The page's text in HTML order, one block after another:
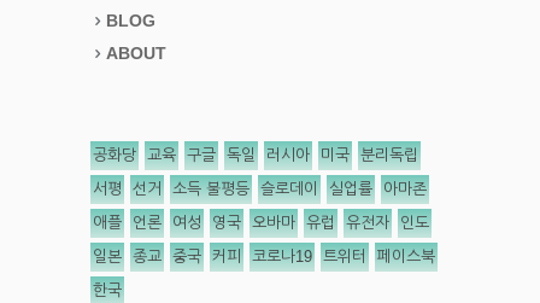
BLOG
ABOUT
공화당 교육 구글 독일 러시아 미국 분리독립
서평 선거 소득 불평등 슬로데이 실업률 아마존
애플 언론 여성 영국 오바마 유럽 유전자 인도
일본 종교 중국 커피 코로나19 트위터 페이스북
한국